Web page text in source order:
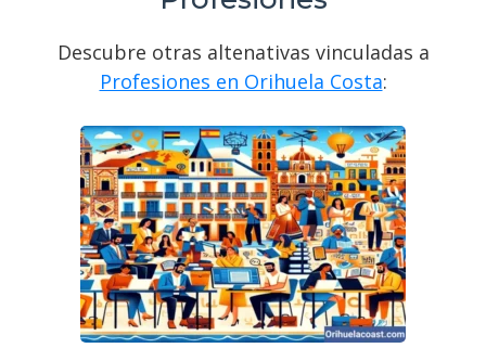
Descubre otras altenativas vinculadas a
Profesiones en Orihuela Costa: